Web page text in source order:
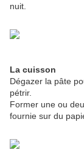
nuit.
La cuisson
Dégazer la pâte
pétrir.
Former une ou
fournie sur du